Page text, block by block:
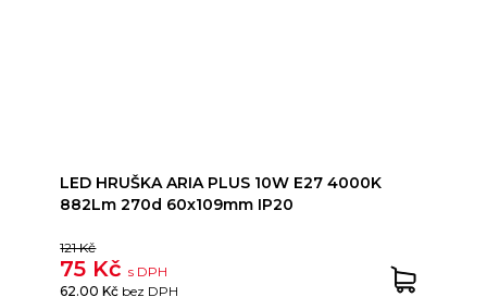
LED HRUŠKA ARIA PLUS 10W E27 4000K
882Lm 270d 60x109mm IP20
121 Kč
75 Kčs DPH
62.00 Kč bez DPH